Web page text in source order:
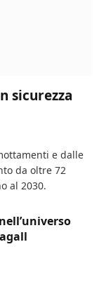
sicurezza
e dalle
da oltre 72
al 2030.